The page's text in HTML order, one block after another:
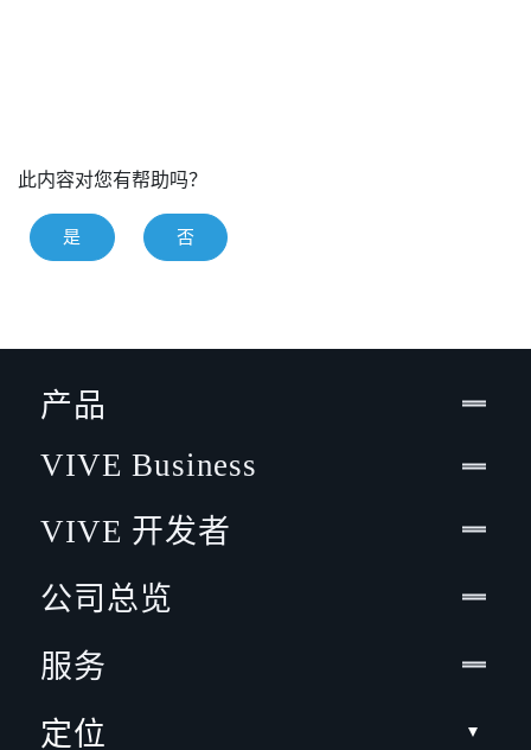
此内容对您有帮助吗？
是 否
产品
VIVE Business
VIVE 开发者
公司总览
服务
定位